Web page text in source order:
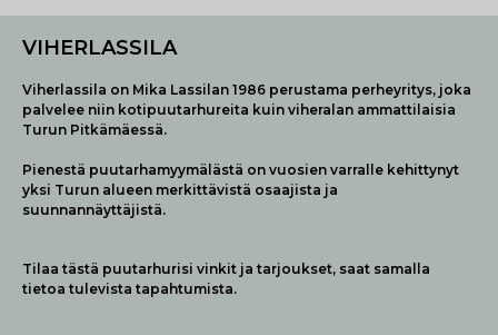
VIHERLASSILA
Viherlassila on Mika Lassilan 1986 perustama perheyritys, joka
palvelee niin kotipuutarhureita kuin viheralan ammattilaisia
Turun Pitkämäessä.
Pienestä puutarhamyymälästä on vuosien varralle kehittynyt
yksi Turun alueen merkittävistä osaajista ja
suunnannäyttäjistä.
Tilaa tästä puutarhurisi vinkit ja tarjoukset, saat samalla
tietoa tulevista tapahtumista.